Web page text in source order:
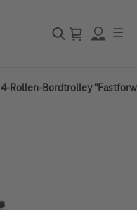
☰
4-Rollen-Bordtrolley